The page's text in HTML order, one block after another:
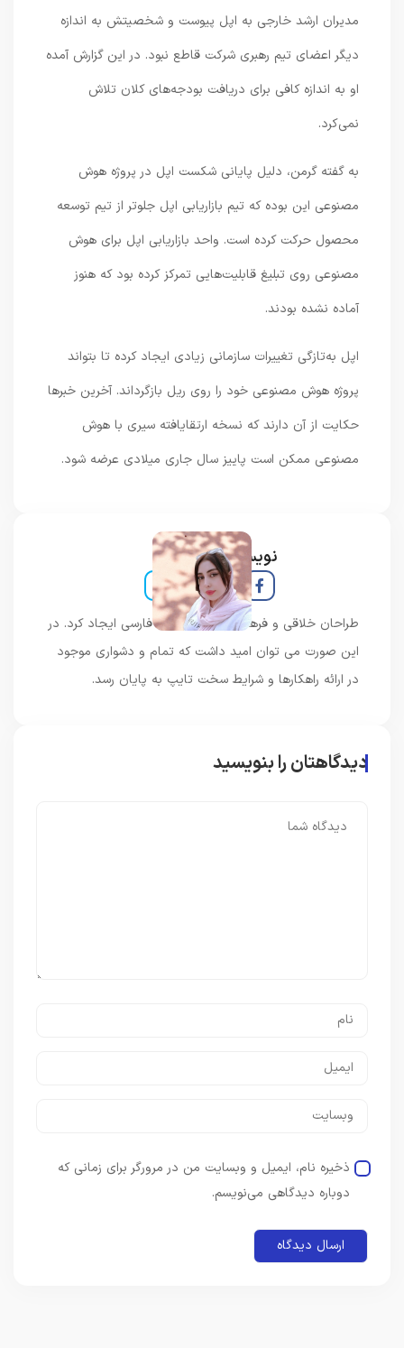
مدیران ارشد خارجی به اپل پیوست و شخصیتش به اندازه
دیگر اعضای تیم رهبری شرکت قاطع نبود. در این گزارش آمده
او به اندازه کافی برای دریافت بودجه‌های کلان تلاش
نمی‌کرد.
به گفته گرمن، دلیل پایانی شکست اپل در پروژه هوش
مصنوعی این بوده که تیم بازاریابی اپل جلوتر از تیم توسعه
محصول حرکت کرده است. واحد بازاریابی اپل برای هوش
مصنوعی روی تبلیغ قابلیت‌هایی تمرکز کرده بود که هنوز
آماده نشده بودند.
اپل به‌تازگی تغییرات سازمانی زیادی ایجاد کرده تا بتواند
پروژه هوش مصنوعی خود را روی ریل بازگرداند. آخرین خبرها
حکایت از آن دارند که نسخه ارتقایافته سیری با هوش
مصنوعی ممکن است پاییز سال جاری میلادی عرضه شود.
نویسنده و خبرنگار
طراحان خلاقی و فرهنگ پیشرو در زبان فارسی ایجاد کرد. در
این صورت می توان امید داشت که تمام و دشواری موجود
در ارائه راهکارها و شرایط سخت تایپ به پایان رسد.
دیدگاهتان را بنویسید
ذخیره نام، ایمیل و وبسایت من در مرورگر برای زمانی که
دوباره دیدگاهی می‌نویسم.